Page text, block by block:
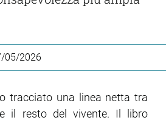
05/2026
tracciato una linea netta tra
il resto del vivente. Il libro